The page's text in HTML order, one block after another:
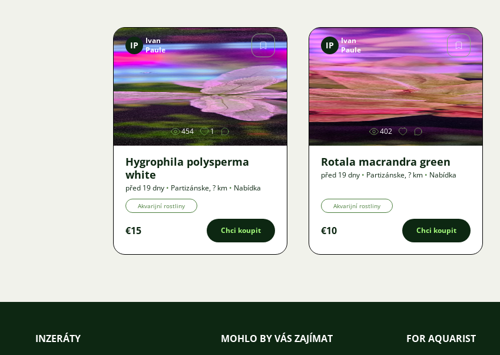
Obrázek
IP
Ivan
Paule
454 1
Hygrophila polysperma
white
před 19 dny • Partizánske,? km • Nabídka
Akvarijní rostliny
€15 Chci koupit
Obrázek
IP
Ivan
Paule
402
Rotala macrandra green
před 19 dny • Partizánske,? km • Nabídka
Akvarijní rostliny
€10 Chci koupit
INZERÁTY MOHLO BY VÁS ZAJÍMAT FOR AQUARIST